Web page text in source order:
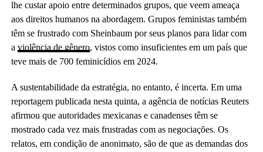
lhe custar apoio entre determinados grupos, que veem ameaça
aos direitos humanos na abordagem. Grupos feministas também
têm se frustrado com Sheinbaum por seus planos para lidar com
a violência de gênero, vistos como insuficientes em um país que
teve mais de 700 feminicídios em 2024.
A sustentabilidade da estratégia, no entanto, é incerta. Em uma
reportagem publicada nesta quinta, a agência de notícias Reuters
afirmou que autoridades mexicanas e canadenses têm se
mostrado cada vez mais frustradas com as negociações. Os
relatos, em condição de anonimato, são de que as demandas dos